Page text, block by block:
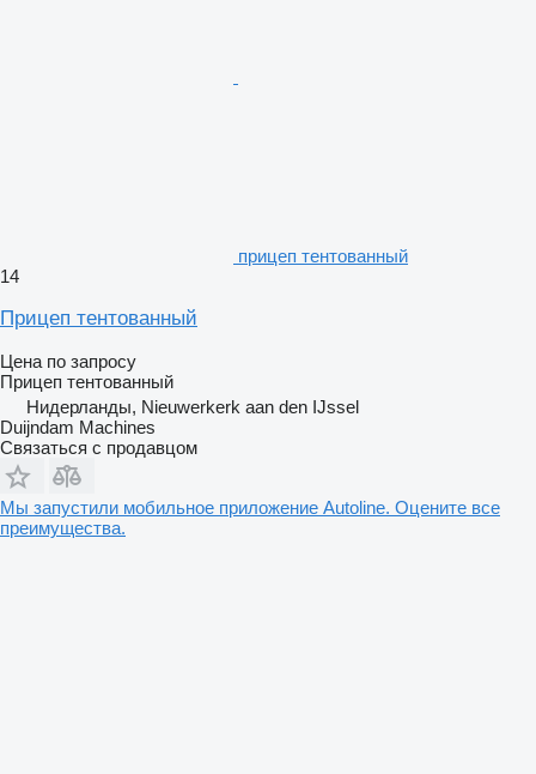
прицеп тентованный
14
Прицеп тентованный
Цена по запросу
Прицеп тентованный
Нидерланды, Nieuwerkerk aan den IJssel
Duijndam Machines
Связаться с продавцом
Мы запустили мобильное приложение Autoline. Оцените все
преимущества.